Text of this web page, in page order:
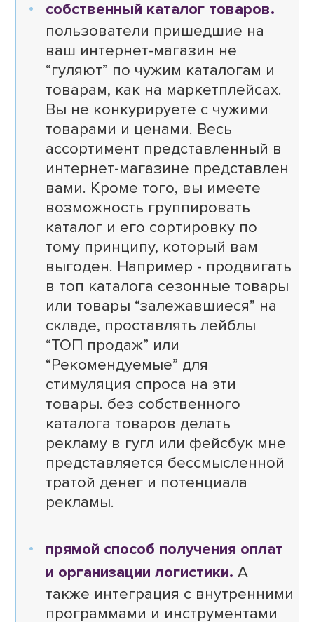
собственный каталог товаров.
пользователи пришедшие на
ваш интернет-магазин не
“гуляют” по чужим каталогам и
товарам, как на маркетплейсах.
Вы не конкурируете с чужими
товарами и ценами. Весь
ассортимент представленный в
интернет-магазине представлен
вами. Кроме того, вы имеете
возможность группировать
каталог и его сортировку по
тому принципу, который вам
выгоден. Например - продвигать
в топ каталога сезонные товары
или товары “залежавшиеся” на
складе, проставлять лейблы
“ТОП продаж” или
“Рекомендуемые” для
стимуляция спроса на эти
товары. без собственного
каталога товаров делать
рекламу в гугл или фейсбук мне
представляется бессмысленной
тратой денег и потенциала
рекламы.
прямой способ получения оплат
и организации логистики. А
также интеграция с внутренними
программами и инструментами